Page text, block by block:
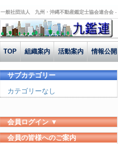
一般社団法人 九州・沖縄不動産鑑定士協会連合会 -
TOP 組織案内 活動案内 情報公開
サブカテゴリー
カテゴリーなし
会員ログイン ▼
ユーザーID
会員の皆様へのご案内